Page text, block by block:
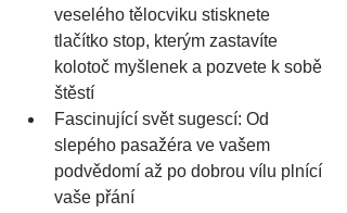
veselého tělocviku stisknete
tlačítko stop, kterým zastavíte
kolotoč myšlenek a pozvete k sobě
štěstí
Fascinující svět sugescí: Od
slepého pasažéra ve vašem
podvědomí až po dobrou vílu plnící
vaše přání